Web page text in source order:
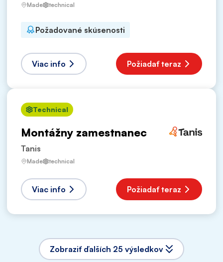
Made technical
Požadované skúsenosti
Viac info Požiadať teraz
Technical
Montážny zamestnanec
Tanis
Made technical
Viac info Požiadať teraz
Zobraziť ďalších 25 výsledkov